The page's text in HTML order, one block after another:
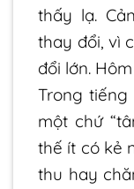
thấy lạ.
thay đổi, vì
đổi lớn.
Trong tiếng
một chứ
thế ít có kẻ
thu hay